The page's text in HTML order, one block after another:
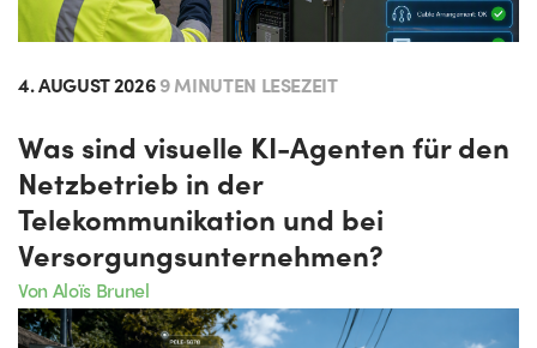
4. AUGUST 20269 MINUTEN LESEZEIT
Was sind visuelle KI-Agenten für den
Netzbetrieb in der
Telekommunikation und bei
Versorgungsunternehmen?
Von Aloïs Brunel